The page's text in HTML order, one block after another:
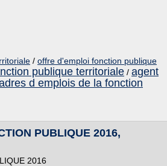
/ offre d'emploi fonction publique
publique territoriale / agent
d emplois de la fonction
PUBLIQUE 2016,
2016